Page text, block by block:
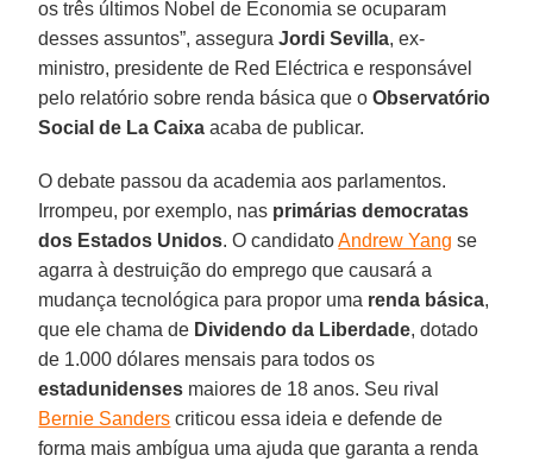
os três últimos Nobel de Economia se ocuparam
desses assuntos”, asseguraJordi Sevilla, ex-
ministro, presidente de Red Eléctrica e responsável
pelo relatório sobre renda básica que oObservatório
Social de La Caixa acaba de publicar.
O debate passou da academia aos parlamentos.
Irrompeu, por exemplo, nas primárias democratas
dos Estados Unidos. O candidatoAndrew Yang se
agarra à destruição do emprego que causará a
mudança tecnológica para propor uma renda básica,
que ele chama de Dividendo da Liberdade, dotado
de 1.000 dólares mensais para todos os
estadunidenses maiores de 18 anos. Seu rival
Bernie Sanders criticou essa ideia e defende de
forma mais ambígua uma ajuda que garanta a renda